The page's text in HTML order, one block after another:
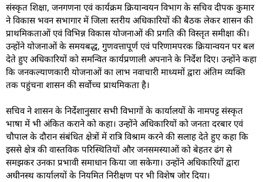
संस्कृत शिक्षा, जनगणना एवं कार्यक्रम क्रियान्वयन विभाग के सचिव दीपक कुमार
ने विकास भवन सभागार में जिला स्तरीय अधिकारियों की बैठक लेकर शासन की
प्राथमिकताओं एवं विभिन्न विकास योजनाओं की प्रगति की विस्तृत समीक्षा की।
उन्होंने योजनाओं के समयबद्ध, गुणवत्तापूर्ण एवं परिणामपरक क्रियान्वयन पर बल
देते हुए अधिकारियों को समन्वित कार्यप्रणाली अपनाने के निर्देश दिए। उन्होंने कहा
कि जनकल्याणकारी योजनाओं का लाभ नवाचारी माध्यमों द्वारा अंतिम व्यक्ति
तक पहुंचना शासन की सर्वोच्च प्राथमिकता है।
सचिव ने शासन के निर्देशानुसार सभी विभागों के कार्यालयों के नामपट्ट संस्कृत
भाषा में भी अंकित कराने को कहा। उन्होंने अधिकारियों को जनता दरबार एवं
चौपाल के दौरान संबंधित क्षेत्रों में रात्रि विश्राम करने की सलाह देते हुए कहा कि
इससे क्षेत्र की वास्तविक परिस्थितियों और जनसमस्याओं को बेहतर ढंग से
समझकर उनका प्रभावी समाधान किया जा सकेगा। उन्होंने अधिकारियों द्वारा
अधीनस्थ कार्यालयों के नियमित निरीक्षण पर भी विशेष जोर दिया।